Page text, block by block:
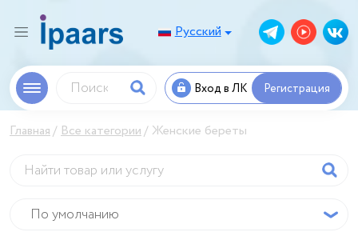
Русский
Вход в ЛК Регистрация
Главная Все категории Женские береты